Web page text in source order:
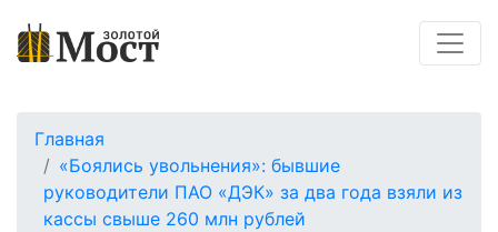
Главная
«Боялись увольнения»: бывшие
руководители ПАО «ДЭК» за два года взяли из
кассы свыше 260 млн рублей